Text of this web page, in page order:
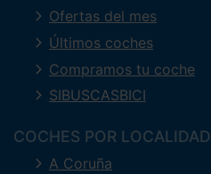
Ofertas del mes
Últimos coches
Compramos tu coche
SIBUSCASBICI
COCHES POR LOCALIDAD
A Coruña